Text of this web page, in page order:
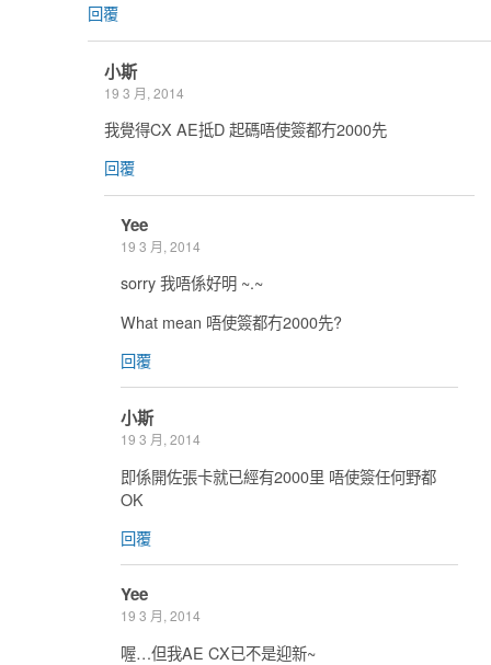
回覆
小斯
19 3 月, 2014
我覺得CX AE抵D 起碼唔使簽都冇2000先
回覆
Yee
19 3 月, 2014
sorry 我唔係好明 ~.~
What mean 唔使簽都冇2000先?
回覆
小斯
19 3 月, 2014
即係開佐張卡就已經有2000里 唔使簽任何野都
OK
回覆
Yee
19 3 月, 2014
喔…但我AE CX已不是迎新~